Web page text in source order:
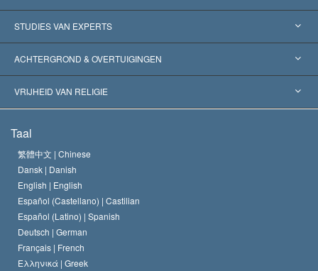
Verenigde Staten
Wereldwijde Erkenningen
Historische Beslissingen
STUDIES VAN EXPERTS
Expertises per Categorie
’s Werelds Meest Vooraanstaande Experts
ACHTERGROND & OVERTUIGINGEN
L. Ron Hubbard
Het Credo van de Scientology Kerk
De Code van een Scientoloog
David Miscavige
VRIJHEID VAN RELIGIE
Internationale Mensenrechten Standaards
Verklaring over Religie
Taal
繁體中文 | Chinese
Dansk | Danish
English | English
Español (Castellano) | Castilian
Español (Latino) | Spanish
Deutsch | German
Français | French
Ελληνικά | Greek